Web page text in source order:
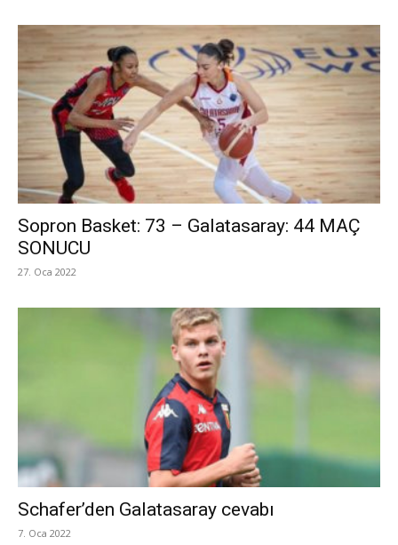
Sopron Basket: 73 – Galatasaray: 44 MAÇ
SONUCU
27. Oca 2022
Schafer’den Galatasaray cevabı
7. Oca 2022